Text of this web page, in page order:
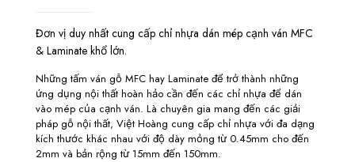
Đơn vị duy nhất cung cấp chỉ nhựa dán mép cạnh ván MFC
& Laminate khổ lớn.
Những tấm ván gỗ MFC hay Laminate để trở thành những
ứng dụng nội thất hoàn hảo cần đến các chỉ nhựa để dán
vào mép của cạnh ván. Là chuyên gia mang đến các giải
pháp gỗ nội thất, Việt Hoàng cung cấp chỉ nhựa với đa dạng
kích thước khác nhau với độ dày mỏng từ 0.45mm cho đến
2mm và bản rộng từ 15mm đến 150mm.